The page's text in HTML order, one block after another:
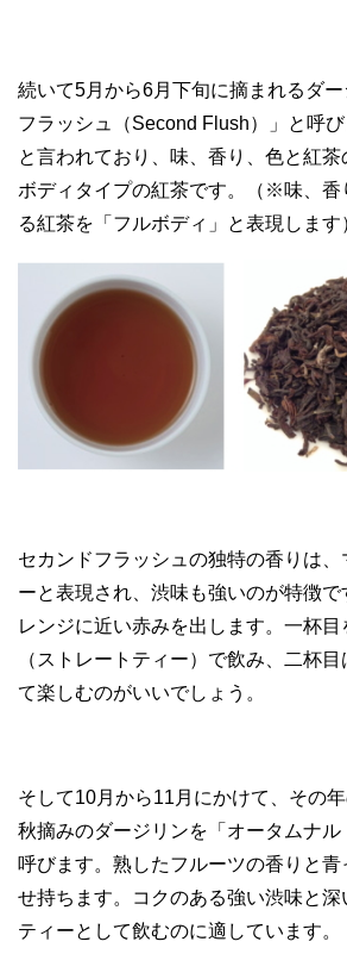
続いて5月から6月下旬に摘まれるダ
フラッシュ（Second Flush）」と呼
と言われており、味、香り、色と紅
ボディタイプの紅茶です。（※味、香
る紅茶を「フルボディ」と表現します
セカンドフラッシュの独特の香りは
ーと表現され、渋味も強いのが特徴
レンジに近い赤みを出します。一杯
（ストレートティー）で飲み、二杯
て楽しむのがいいでしょう。
そして10月から11月にかけて、その
秋摘みのダージリンを「オータムナル
呼びます。熟したフルーツの香りと
せ持ちます。コクのある強い渋味と深
ティーとして飲むのに適しています。